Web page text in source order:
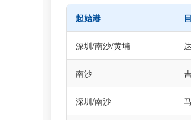
起始港
深圳/南沙/黄埔
南沙
深圳/南沙